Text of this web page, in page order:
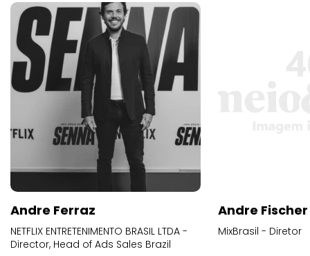
Andre Ferraz
NETFLIX ENTRETENIMENTO BRASIL LTDA -
Director, Head of Ads Sales Brazil
Andre Fischer
MixBrasil - Diretor